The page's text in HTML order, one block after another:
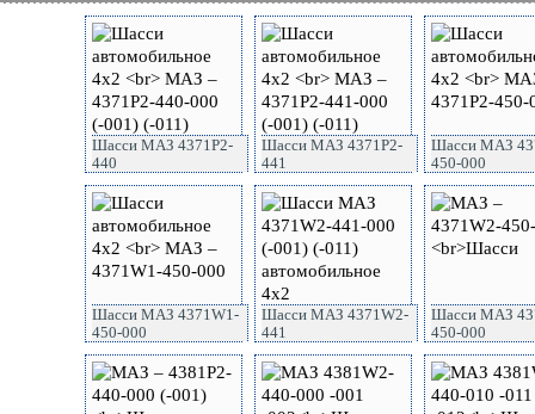
Шасси МАЗ 4371P2-
440
Шасси МАЗ 4371P2-
441
Шасси МАЗ
450-000
Шасси МАЗ 4371W1-
450-000
Шасси МАЗ 4371W2-
441
Шасси МАЗ
450-000